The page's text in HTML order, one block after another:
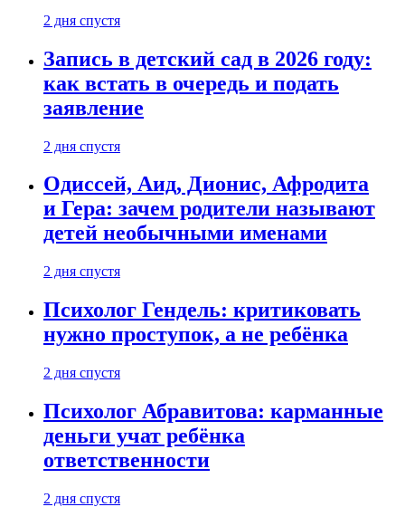
2 дня спустя
Запись в детский сад в 2026 году:
как встать в очередь и подать
заявление
2 дня спустя
Одиссей, Аид, Дионис, Афродита
и Гера: зачем родители называют
детей необычными именами
2 дня спустя
Психолог Гендель: критиковать
нужно проступок, а не ребёнка
2 дня спустя
Психолог Абравитова: карманные
деньги учат ребёнка
ответственности
2 дня спустя